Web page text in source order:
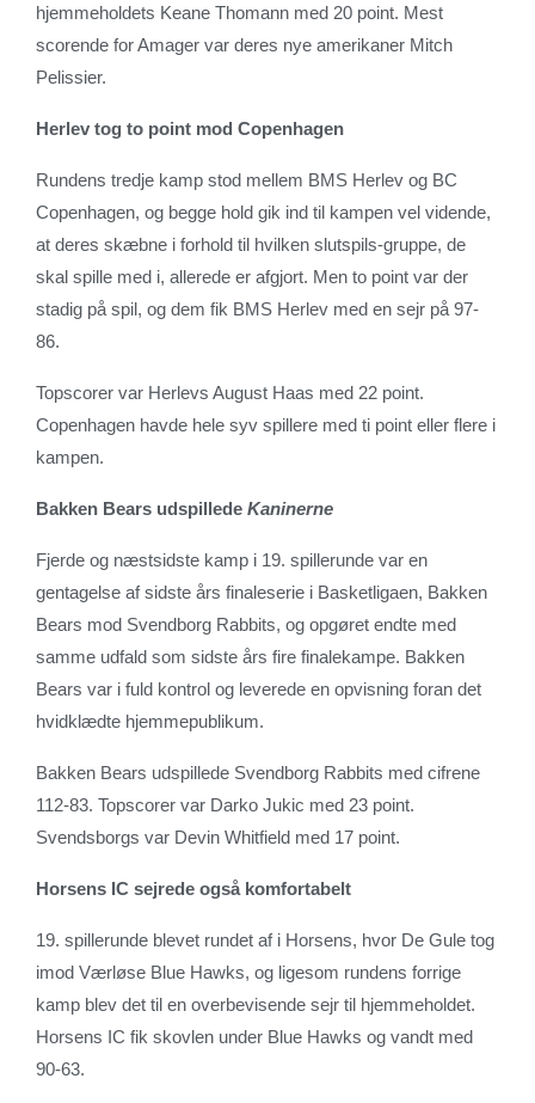
hjemmeholdets Keane Thomann med 20 point. Mest
scorende for Amager var deres nye amerikaner Mitch
Pelissier.
Herlev tog to point mod Copenhagen
Rundens tredje kamp stod mellem BMS Herlev og BC
Copenhagen, og begge hold gik ind til kampen vel vidende,
at deres skæbne i forhold til hvilken slutspils-gruppe, de
skal spille med i, allerede er afgjort. Men to point var der
stadig på spil, og dem fik BMS Herlev med en sejr på 97-
86.
Topscorer var Herlevs August Haas med 22 point.
Copenhagen havde hele syv spillere med ti point eller flere i
kampen.
Bakken Bears udspillede Kaninerne
Fjerde og næstsidste kamp i 19. spillerunde var en
gentagelse af sidste års finaleserie i Basketligaen, Bakken
Bears mod Svendborg Rabbits, og opgøret endte med
samme udfald som sidste års fire finalekampe. Bakken
Bears var i fuld kontrol og leverede en opvisning foran det
hvidklædte hjemmepublikum.
Bakken Bears udspillede Svendborg Rabbits med cifrene
112-83. Topscorer var Darko Jukic med 23 point.
Svendsborgs var Devin Whitfield med 17 point.
Horsens IC sejrede også komfortabelt
19. spillerunde blevet rundet af i Horsens, hvor De Gule tog
imod Værløse Blue Hawks, og ligesom rundens forrige
kamp blev det til en overbevisende sejr til hjemmeholdet.
Horsens IC fik skovlen under Blue Hawks og vandt med
90-63.